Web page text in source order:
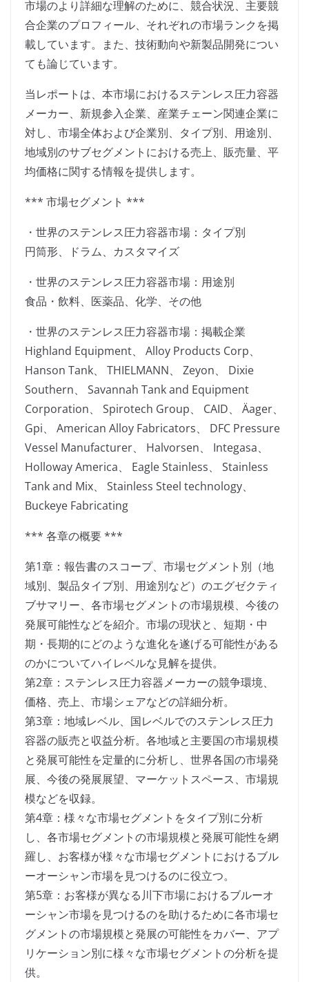
市場のより詳細な理解のために、競合状況、主要競
合企業のプロフィール、それぞれの市場ランクを掲
載しています。また、技術動向や新製品開発につい
ても論じています。
当レポートは、本市場におけるステンレス圧力容器
メーカー、新規参入企業、産業チェーン関連企業に
対し、市場全体および企業別、タイプ別、用途別、
地域別のサブセグメントにおける売上、販売量、平
均価格に関する情報を提供します。
*** 市場セグメント ***
・世界のステンレス圧力容器市場：タイプ別
円筒形、ドラム、カスタマイズ
・世界のステンレス圧力容器市場：用途別
食品・飲料、医薬品、化学、その他
・世界のステンレス圧力容器市場：掲載企業
Highland Equipment、 Alloy Products Corp、
Hanson Tank、 THIELMANN、 Zeyon、 Dixie
Southern、 Savannah Tank and Equipment
Corporation、 Spirotech Group、 CAID、 Äager、
Gpi、 American Alloy Fabricators、 DFC Pressure
Vessel Manufacturer、 Halvorsen、 Integasa、
Holloway America、 Eagle Stainless、 Stainless
Tank and Mix、 Stainless Steel technology、
Buckeye Fabricating
*** 各章の概要 ***
第1章：報告書のスコープ、市場セグメント別（地
域別、製品タイプ別、用途別など）のエグゼクティ
ブサマリー、各市場セグメントの市場規模、今後の
発展可能性などを紹介。市場の現状と、短期・中
期・長期的にどのような進化を遂げる可能性がある
のかについてハイレベルな見解を提供。
第2章：ステンレス圧力容器メーカーの競争環境、
価格、売上、市場シェアなどの詳細分析。
第3章：地域レベル、国レベルでのステンレス圧力
容器の販売と収益分析。各地域と主要国の市場規模
と発展可能性を定量的に分析し、世界各国の市場発
展、今後の発展展望、マーケットスペース、市場規
模などを収録。
第4章：様々な市場セグメントをタイプ別に分析
し、各市場セグメントの市場規模と発展可能性を網
羅し、お客様が様々な市場セグメントにおけるブル
ーオーシャン市場を見つけるのに役立つ。
第5章：お客様が異なる川下市場におけるブルーオ
ーシャン市場を見つけるのを助けるために各市場セ
グメントの市場規模と発展の可能性をカバー、アプ
リケーション別に様々な市場セグメントの分析を提
供。